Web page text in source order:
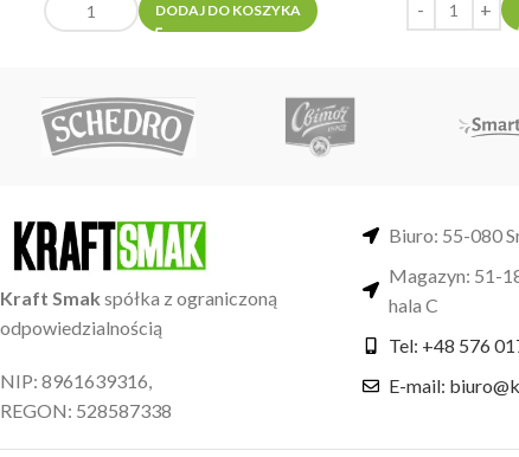
DODAJ DO KOSZYKA
Kraft Smak spółka z ograniczoną
odpowiedzialnością
NIP: 8961639316,
REGON: 528587338
Biuro: 55-080
Magazyn: 51-
hala C
Tel: +48 576
E-mail: